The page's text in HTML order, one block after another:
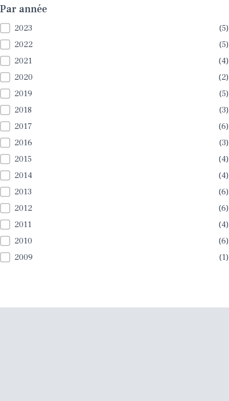
Par année
Par année
2023
(5)
2022
(5)
2021
(4)
2020
(2)
2019
(5)
2018
(3)
2017
(6)
2016
(3)
2015
(4)
2014
(4)
2013
(6)
2012
(6)
2011
(4)
2010
(6)
2009
(1)